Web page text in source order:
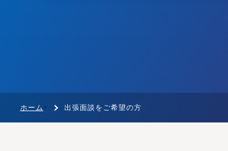
ホーム> 出張面談をご希望の方